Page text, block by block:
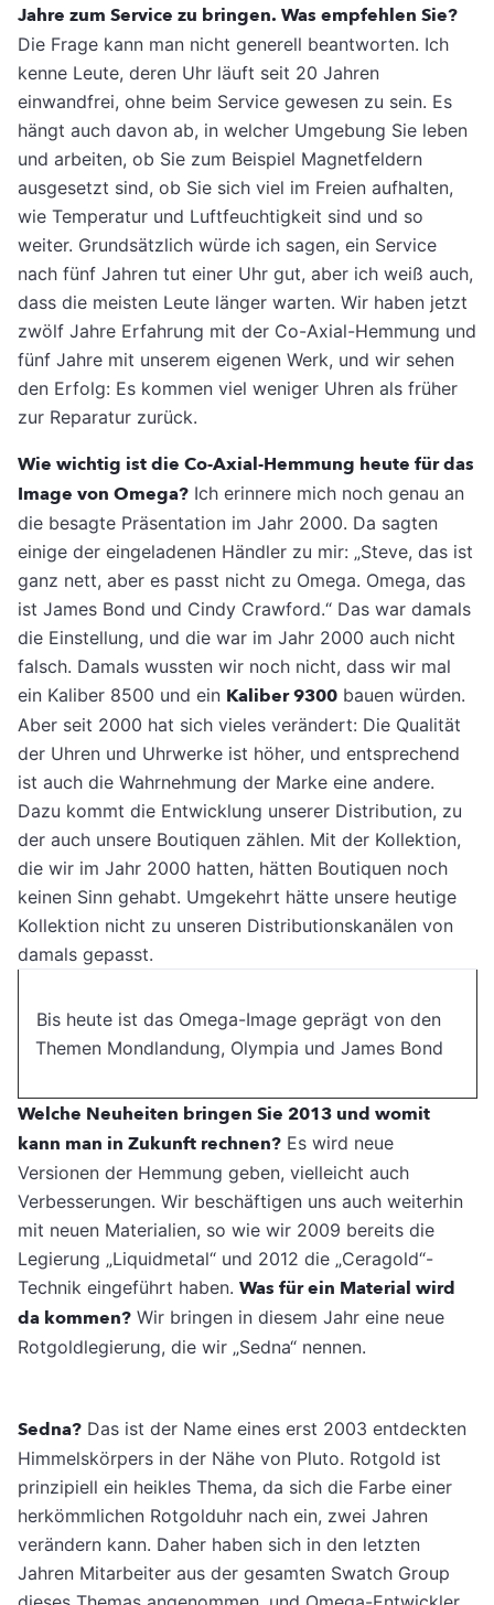
Jahre zum Service zu bringen. Was empfehlen Sie?
Die Frage kann man nicht generell beantworten. Ich
kenne Leute, deren Uhr läuft seit 20 Jahren
einwandfrei, ohne beim Service gewesen zu sein. Es
hängt auch davon ab, in welcher Umgebung Sie leben
und arbeiten, ob Sie zum Beispiel Magnetfeldern
ausgesetzt sind, ob Sie sich viel im Freien aufhalten,
wie Temperatur und Luftfeuchtigkeit sind und so
weiter. Grundsätzlich würde ich sagen, ein Service
nach fünf Jahren tut einer Uhr gut, aber ich weiß auch,
dass die meisten Leute länger warten. Wir haben jetzt
zwölf Jahre Erfahrung mit der Co-Axial-Hemmung und
fünf Jahre mit unserem eigenen Werk, und wir sehen
den Erfolg: Es kommen viel weniger Uhren als früher
zur Reparatur zurück.
Wie wichtig ist die Co-Axial-Hemmung heute für das
Image von Omega? Ich erinnere mich noch genau an
die besagte Präsentation im Jahr 2000. Da sagten
einige der eingeladenen Händler zu mir: „Steve, das ist
ganz nett, aber es passt nicht zu Omega. Omega, das
ist James Bond und Cindy Crawford.“ Das war damals
die Einstellung, und die war im Jahr 2000 auch nicht
falsch. Damals wussten wir noch nicht, dass wir mal
ein Kaliber 8500 und ein Kaliber 9300 bauen würden.
Aber seit 2000 hat sich vieles verändert: Die Qualität
der Uhren und Uhrwerke ist höher, und entsprechend
ist auch die Wahrnehmung der Marke eine andere.
Dazu kommt die Entwicklung unserer Distribution, zu
der auch unsere Boutiquen zählen. Mit der Kollektion,
die wir im Jahr 2000 hatten, hätten Boutiquen noch
keinen Sinn gehabt. Umgekehrt hätte unsere heutige
Kollektion nicht zu unseren Distributionskanälen von
damals gepasst.
Bis heute ist das Omega-Image geprägt von den
Themen Mondlandung, Olympia und James Bond
Welche Neuheiten bringen Sie 2013 und womit
kann man in Zukunft rechnen? Es wird neue
Versionen der Hemmung geben, vielleicht auch
Verbesserungen. Wir beschäftigen uns auch weiterhin
mit neuen Materialien, so wie wir 2009 bereits die
Legierung „Liquidmetal“ und 2012 die „Ceragold“-
Technik eingeführt haben. Was für ein Material wird
da kommen? Wir bringen in diesem Jahr eine neue
Rotgoldlegierung, die wir „Sedna“ nennen.
Sedna? Das ist der Name eines erst 2003 entdeckten
Himmelskörpers in der Nähe von Pluto. Rotgold ist
prinzipiell ein heikles Thema, da sich die Farbe einer
herkömmlichen Rotgolduhr nach ein, zwei Jahren
verändern kann. Daher haben sich in den letzten
Jahren Mitarbeiter aus der gesamten Swatch Group